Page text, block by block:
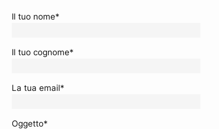
Il tuo nome*
Il tuo cognome*
La tua email*
Oggetto*